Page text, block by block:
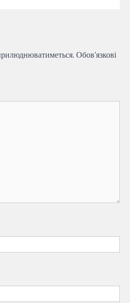
Обов’язкові